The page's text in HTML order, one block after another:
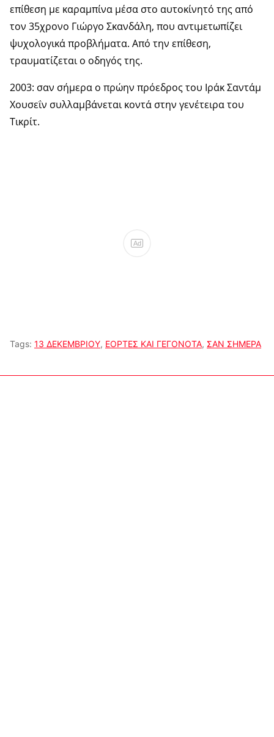
επίθεση με καραμπίνα μέσα στο αυτοκίνητό της από
τον 35χρονο Γιώργο Σκανδάλη, που αντιμετωπίζει
ψυχολογικά προβλήματα. Από την επίθεση,
τραυματίζεται ο οδηγός της.
2003: σαν σήμερα ο πρώην πρόεδρος του Ιράκ Σαντάμ
Χουσεΐν συλλαμβάνεται κοντά στην γενέτειρα του
Τικρίτ.
Ad
Tags: 13 ΔΕΚΕΜΒΡΙΟΥ, ΕΟΡΤΕΣ ΚΑΙ ΓΕΓΟΝΟΤΑ, ΣΑΝ ΣΗΜΕΡΑ